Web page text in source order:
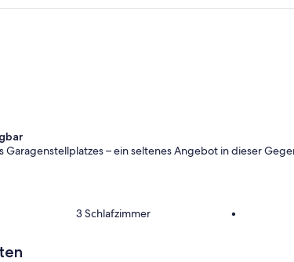
Garagenstellplatzes – ein seltenes Angebot in dieser
3 Schlafzimmer •